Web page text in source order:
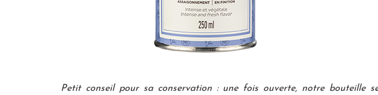
Petit conseil pour sa conservation : une fois ouverte, notre bouteille